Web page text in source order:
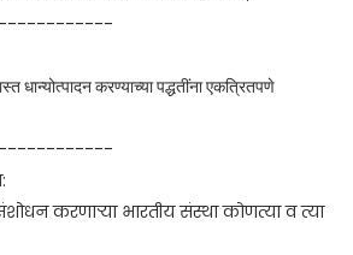
धान्योत्पादन करण्याच्या पद्धतींना एकत्रितपणे
करणाऱ्या भारतीय संस्था कोणत्या व त्या